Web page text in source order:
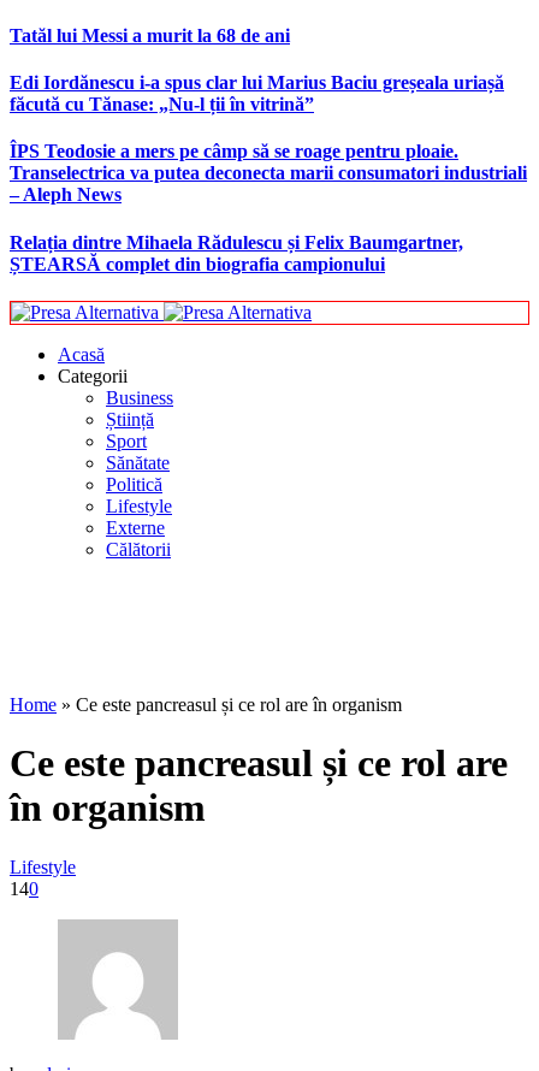
Tatăl lui Messi a murit la 68 de ani
Edi Iordănescu i-a spus clar lui Marius Baciu greșeala uriașă
făcută cu Tănase: „Nu-l ții în vitrină”
ÎPS Teodosie a mers pe câmp să se roage pentru ploaie.
Transelectrica va putea deconecta marii consumatori industriali
– Aleph News
Relația dintre Mihaela Rădulescu și Felix Baumgartner,
ȘTEARSĂ complet din biografia campionului
Acasă
Categorii
Business
Știință
Sport
Sănătate
Politică
Lifestyle
Externe
Călătorii
Home » Ce este pancreasul și ce rol are în organism
Ce este pancreasul și ce rol are
în organism
Lifestyle
140